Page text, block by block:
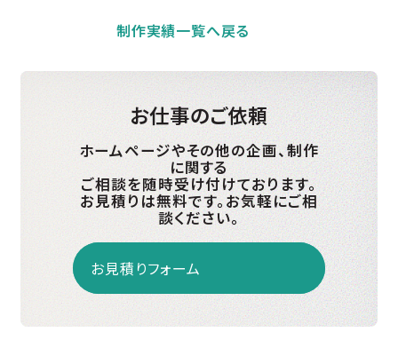
制作実績一覧へ戻る
お仕事のご依頼
ホームページやその他の企画、制作
に関する
ご相談を随時受け付けております。
お見積りは無料です。お気軽にご相
談ください。
お見積りフォーム